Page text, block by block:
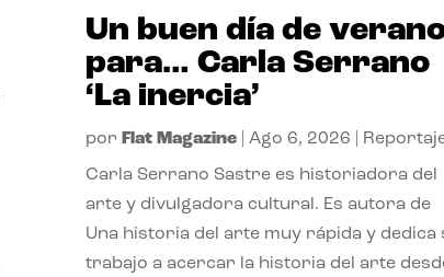
Un buen día de
para… Carla Serrano
‘La inercia’
por Flat Magazine| Ago 6, 2026
Carla Serrano Sastre es historiadora del
arte y divulgadora cultural. Es autora de
Una historia del arte muy rápida y dedica
trabajo a acercar la historia del arte